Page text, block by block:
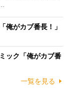
がカブ番長！」
ック「俺がカブ番
一覧を見る